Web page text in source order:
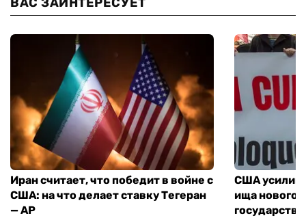
ВАС ЗАИНТЕРЕСУЕТ
Иран считает, что победит в войне с
США: на что делает ставку Тегеран
— AP
США
ища нового